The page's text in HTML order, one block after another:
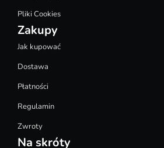
Pliki Cookies
Zakupy
Jak kupować
Dostawa
Płatności
Regulamin
Zwroty
Na skróty